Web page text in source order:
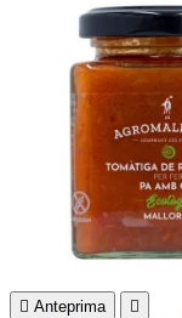
 Anteprima 